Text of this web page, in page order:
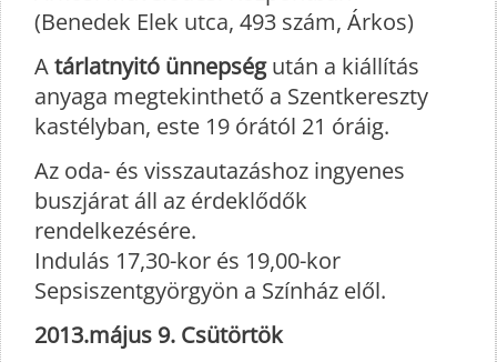
(Benedek Elek utca, 493 szám, Árkos)
Atárlatnyitó ünnepségután a kiállítás
anyaga megtekinthető a Szentkereszty
kastélyban, este 19 órától 21 óráig.
Az oda- és visszautazáshoz ingyenes
buszjárat áll az érdeklődők
rendelkezésére.
Indulás 17,30-kor és 19,00-kor
Sepsiszentgyörgyön a Színház elől.
2013.május 9. Csütörtök